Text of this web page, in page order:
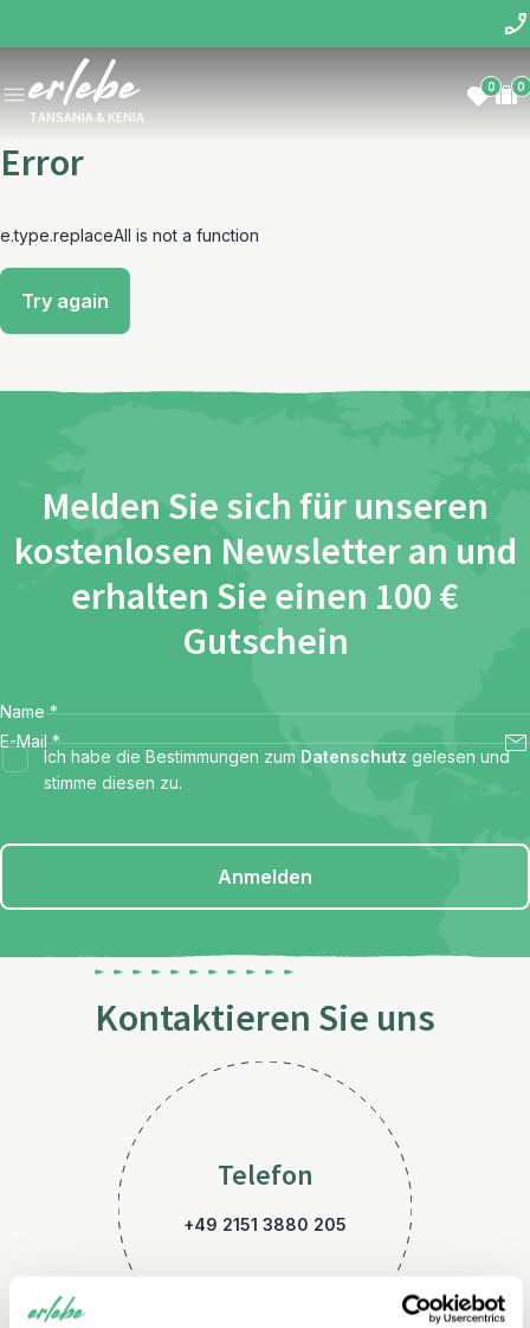
TANSANIA & KENIA
0 0
Error
e.type.replaceAll is not a function
Try again
Melden Sie sich für unseren
kostenlosen Newsletter an und
erhalten Sie einen 100 €
Gutschein
Name *
E-Mail *
Ich habe die Bestimmungen zum Datenschutz gelesen und
stimme diesen zu.
Anmelden
Kontaktieren Sie uns
Telefon
+49 2151 3880 205